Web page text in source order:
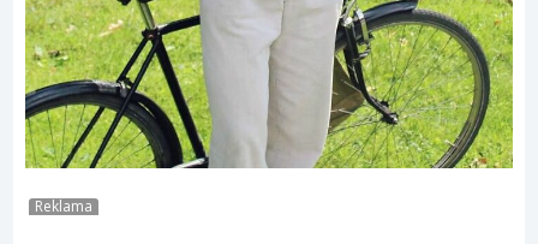
Reklama